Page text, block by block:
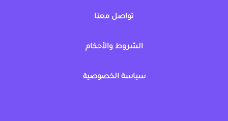
تواصل معنا
الشروط والأحكام
سياسة الخصوصية